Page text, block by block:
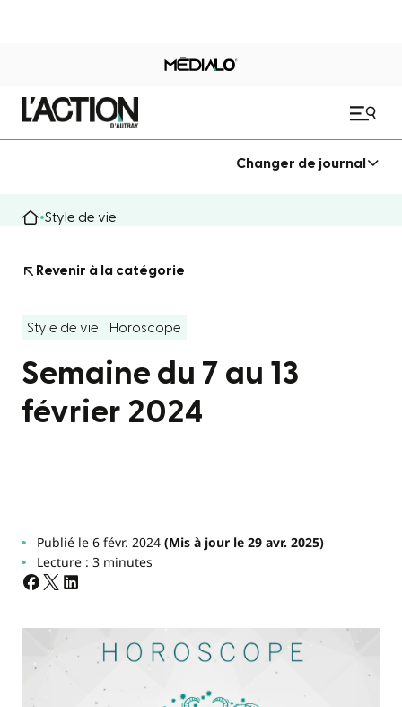
Changer de journal
Style de vie
Revenir à la catégorie
Style de vie Horoscope
Semaine du 7 au 13
février 2024
Publié le 6 févr. 2024(Mis à jour le 29 avr. 2025)
Lecture : 3 minutes